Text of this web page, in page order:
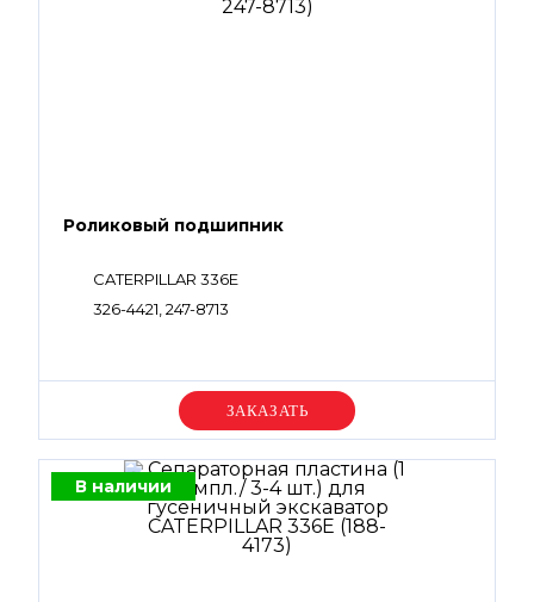
Роликовый подшипник
CATERPILLAR 336E
326-4421, 247-8713
Уточняйте цену
В наличии